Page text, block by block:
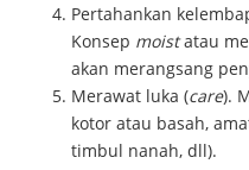
Pertahankan
Konsep moistatau
akan merangsang
Merawat luka (care).
kotor atau basah,
timbul nanah, dll).